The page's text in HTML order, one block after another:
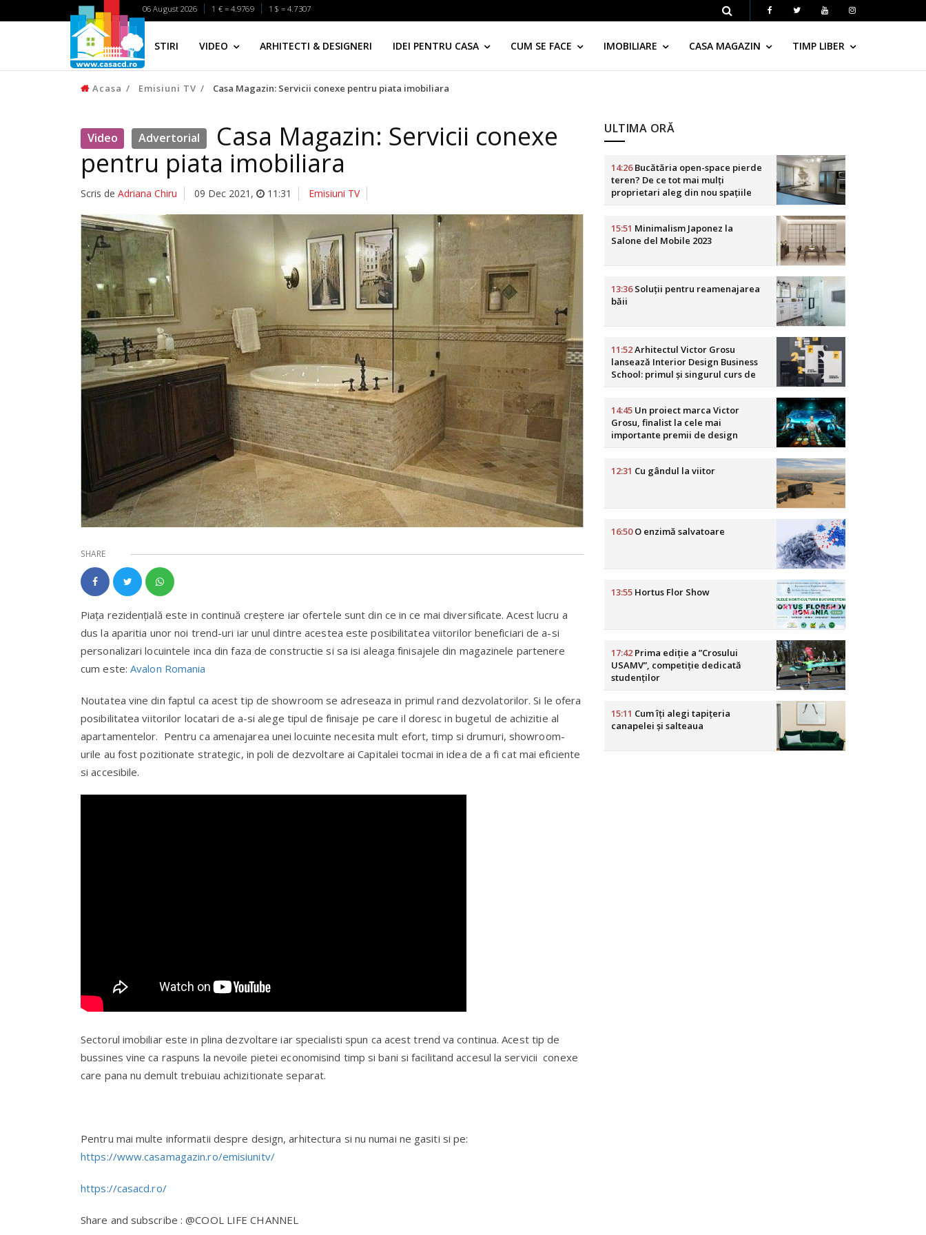
06 August 2026 1 € = 4.9769 1 $ = 4.7307
STIRI VIDEO ARHITECTI & DESIGNERI IDEI PENTRU CASA CUM SE FACE IMOBILIARE CASA MAGAZIN TIMP LIBER
Acasa Emisiuni TV Casa Magazin: Servicii conexe pentru piata imobiliara
Video Advertorial Casa Magazin: Servicii conexe
pentru piata imobiliara
Scris de Adriana Chiru 09 Dec 2021 , 11:31 Emisiuni TV
SHARE
Piaţa rezidenţială este in continuă creştere iar ofertele sunt din ce in ce mai diversificate. Acest lucru a
dus la aparitia unor noi trend-uri iar unul dintre acestea este posibilitatea viitorilor beneficiari de a-si
personalizari locuintele inca din faza de constructie si sa isi aleaga finisajele din magazinele partenere
cum este: Avalon Romania
Noutatea vine din faptul ca acest tip de showroom se adreseaza in primul rand dezvolatorilor. Si le ofera
posibilitatea viitorilor locatari de a-si alege tipul de finisaje pe care il doresc in bugetul de achizitie al
apartamentelor. Pentru ca amenajarea unei locuinte necesita mult efort, timp si drumuri, showroom-
urile au fost pozitionate strategic, in poli de dezvoltare ai Capitalei tocmai in idea de a fi cat mai eficiente
si accesibile.
Sectorul imobiliar este in plina dezvoltare iar specialisti spun ca acest trend va continua. Acest tip de
bussines vine ca raspuns la nevoile pietei economisind timp si bani si facilitand accesul la servicii conexe
care pana nu demult trebuiau achizitionate separat.
Pentru mai multe informatii despre design, arhitectura si nu numai ne gasiti si pe:
https://www.casamagazin.ro/emisiunitv/
https://casacd.ro/
Share and subscribe : @COOL LIFE CHANNEL
ULTIMA ORĂ
14:26Bucătăria open-space pierde
teren? De ce tot mai mulți
proprietari aleg din nou spațiile
delimitate
15:51 Minimalism Japonez la
Salone del Mobile 2023
13:36Soluții pentru reamenajarea
băii
11:52Arhitectul Victor Grosu
lansează Interior Design Business
School: primul și singurul curs de
business în design interior din
14:45 Un proiect marca Victor
Grosu, finalist la cele mai
importante premii de design
HoReCa din lume
12:31 Cu gândul la viitor
16:50O enzimă salvatoare
13:55 Hortus Flor Show
17:42 Prima ediție a ”Crosului
USAMV”, competiție dedicată
studenților
15:11 Cum îți alegi tapițeria
canapelei și salteaua